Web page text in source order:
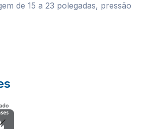
de 15 a 23 polegadas, pressão